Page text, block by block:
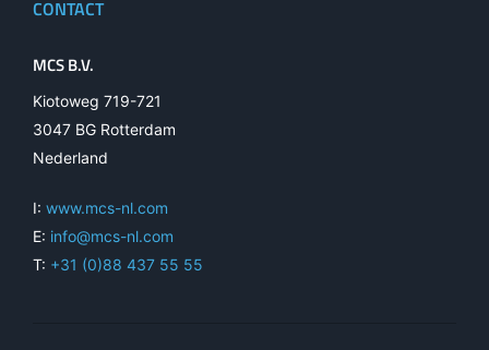
CONTACT
MCS B.V.
Kiotoweg 719-721
3047 BG Rotterdam
Nederland
I: www.mcs-nl.com
E: info@mcs-nl.com
T: +31 (0)88 437 55 55